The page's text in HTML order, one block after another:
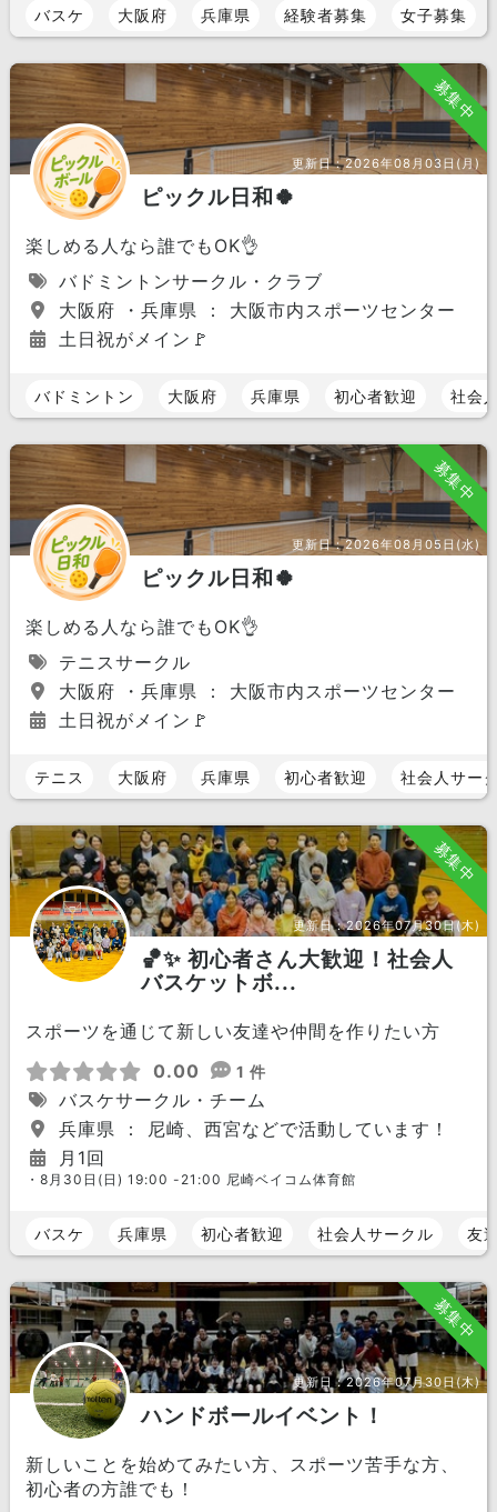
バスケ 大阪府 兵庫県 経験者募集 女子募集
募集中
更新日：2026年08月03日(月)
ピックル日和🍀
楽しめる人なら誰でもOK👌
バドミントンサークル・クラブ
大阪府 ・兵庫県 ： 大阪市内スポーツセンター
土日祝がメイン🚩
バドミントン 大阪府 兵庫県 初心者歓迎 社会
募集中
更新日：2026年08月05日(水)
ピックル日和🍀
楽しめる人なら誰でもOK👌
テニスサークル
大阪府 ・兵庫県 ： 大阪市内スポーツセンター
土日祝がメイン🚩
テニス 大阪府 兵庫県 初心者歓迎 社会人サー
募集中
更新日：2026年07月30日(木)
🏀✨ 初心者さん大歓迎！社会人
バスケットボ...
スポーツを通じて新しい友達や仲間を作りたい方
0.00
1 件
バスケサークル・チーム
兵庫県 ： 尼崎、西宮などで活動しています！
月1回
・8月30日(日) 19:00 -21:00 尼崎ベイコム体育館
バスケ 兵庫県 初心者歓迎 社会人サークル 友
募集中
更新日：2026年07月30日(木)
ハンドボールイベント！
新しいことを始めてみたい方、スポーツ苦手な方、
初心者の方誰でも！